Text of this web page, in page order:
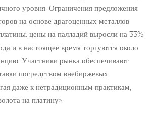
уровня. Ограничения предложения
на основе драгоценных металлов
цены на палладий выросли на 33%
и в настоящее время торгуются около
Участники рынка обеспечивают
посредством внебиржевых
даже к нетрадиционным практикам,
на платину».